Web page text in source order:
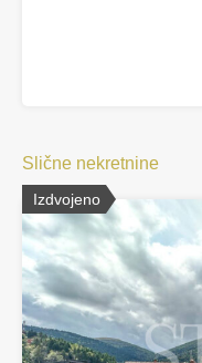
Slične nekretnine
Izdvojeno